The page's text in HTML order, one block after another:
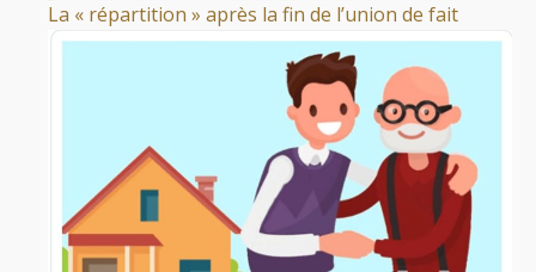
La « répartition » après la fin de l’union de fait